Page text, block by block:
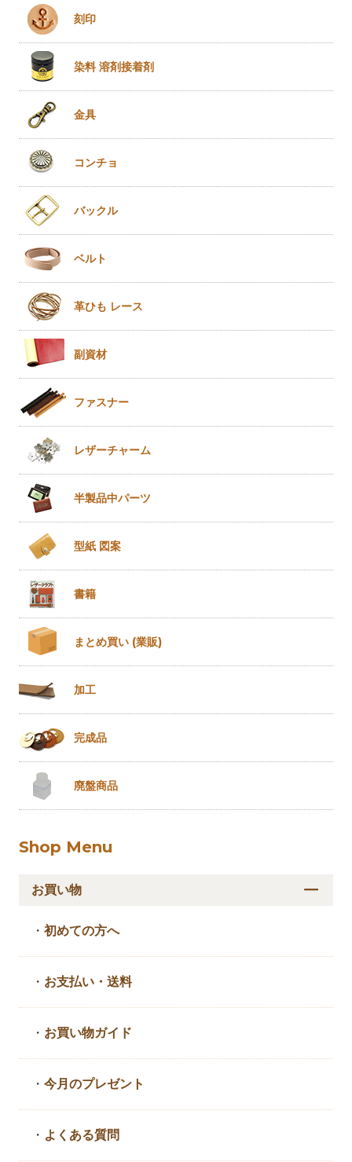
刻印
染料 溶剤接着剤
金具
コンチョ
バックル
ベルト
革ひも レース
副資材
ファスナー
レザーチャーム
半製品中パーツ
型紙 図案
書籍
まとめ買い (業販)
加工
完成品
廃盤商品
Shop Menu
お買い物
・初めての方へ
・ お支払い・送料
・ お買い物ガイド
・今月のプレゼント
・ よくある質問